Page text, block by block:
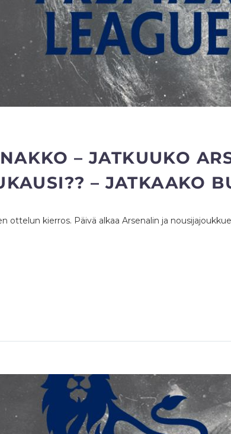
– JATKUUKO
– JATKAAKO
ottelun kierros. Päivä alkaa Arsenalin ja